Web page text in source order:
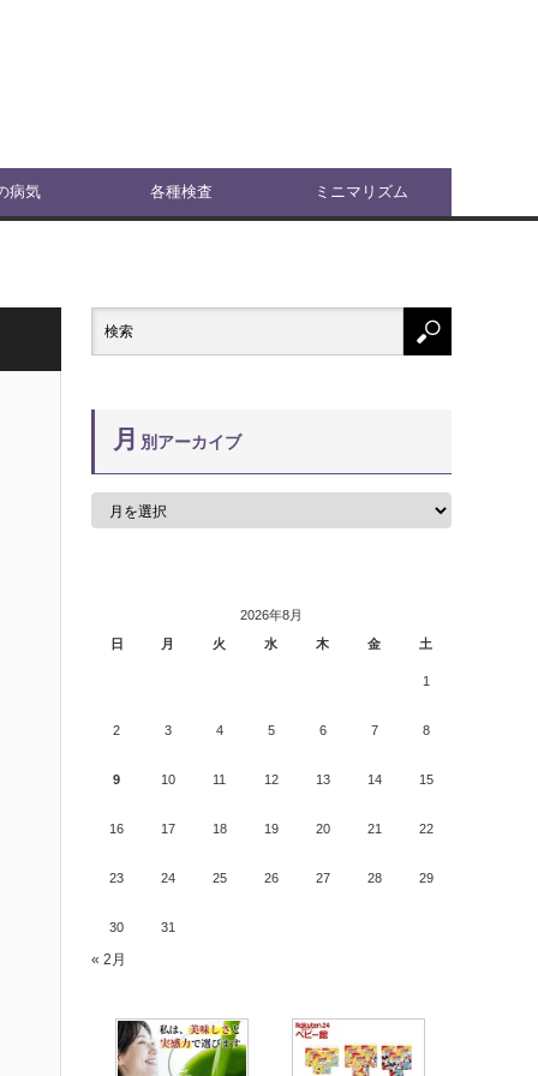
病気 各種検査 ミニマリズム
月 別アーカイブ
2026年8月
日
月 火 水 木 金 土
1
2 3 4 5 6 7 8
9 10 11 12 13 14 15
16 17 18 19 20 21 22
23 24 25 26 27 28 29
30 31
« 2月